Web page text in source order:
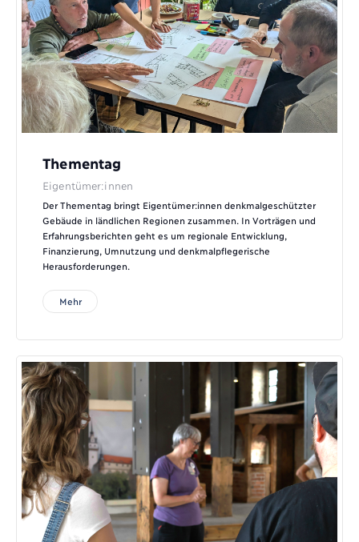
Thementag
Eigentümer:innen
Der Thementag bringt Eigentümer:innen denkmalgeschützter
Gebäude in ländlichen Regionen zusammen. In Vorträgen und
Erfahrungsberichten geht es um regionale Entwicklung,
Finanzierung, Umnutzung und denkmalpflegerische
Herausforderungen.
Mehr